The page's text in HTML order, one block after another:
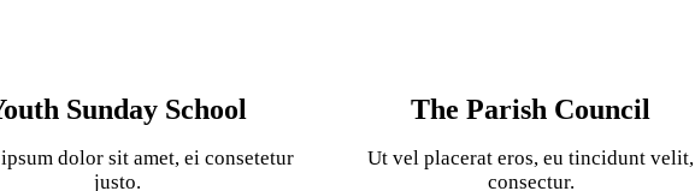
Sunday School
dolor sit amet, ei consetetur
justo.
The Parish Council
Ut vel placerat eros, eu tincidunt velit,
consectur.